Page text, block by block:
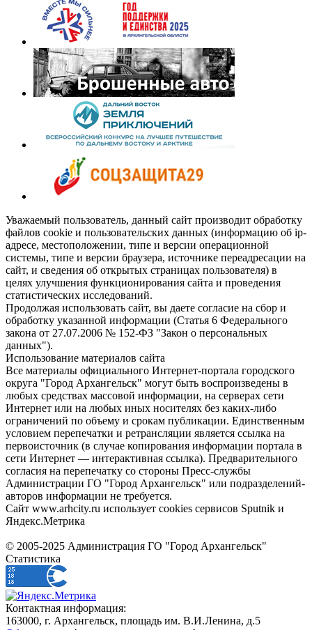
Уважаемый пользователь, данный сайт производит обработку
файлов cookie и пользовательских данных (информацию об ip-
адресе, местоположении, типе и версии операционной
системы, типе и версии браузера, источнике переадресации на
сайт, и сведения об открытых страницах пользователя) в
целях улучшения функционирования сайта и проведения
статистических исследований.
Продолжая использовать сайт, вы даете согласие на сбор и
обработку указанной информации (Статья 6 Федерального
закона от 27.07.2006 № 152-ФЗ "Закон о персональных
данных").
Использование материалов сайта
Все материалы официального Интернет-портала городского
округа "Город Архангельск" могут быть воспроизведены в
любых средствах массовой информации, на серверах сети
Интернет или на любых иных носителях без каких-либо
ограничений по объему и срокам публикации. Единственным
условием перепечатки и ретрансляции является ссылка на
первоисточник (в случае копирования информации портала в
сети Интернет — интерактивная ссылка). Предварительного
согласия на перепечатку со стороны Пресс-службы
Администрации ГО "Город Архангельск" или подразделений-
авторов информации не требуется.
Сайт www.arhcity.ru использует cookies сервисов Sputnik и
Яндекс.Метрика
© 2005-2025 Администрация ГО "Город Архангельск"
Статистика
Контактная информация:
163000, г. Архангельск, площадь им. В.И.Ленина, д.5